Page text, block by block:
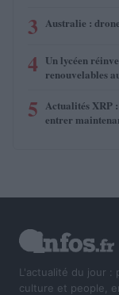
3 Australie :
4 Un lycéen
renouvelables
5 Actualités XRP
entrer
L'actualité du jour :
culture et people,